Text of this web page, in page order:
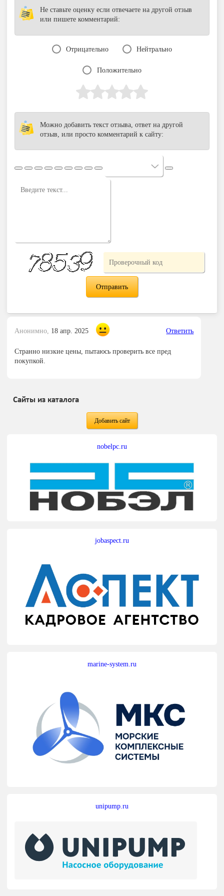
Не ставьте оценку если отвечаете на другой отзыв
или пишете комментарий:
Отрицательно Нейтрально
Положительно
Можно добавить текст отзыва, ответ на другой
отзыв, или просто комментарий к сайту:
Анонимно, 18 апр. 2025 Ответить
Странно низкие цены, пытаюсь проверить все пред
покупкой.
Сайты из каталога
Добавить сайт
nobelpc.ru
jobaspect.ru
marine-system.ru
unipump.ru